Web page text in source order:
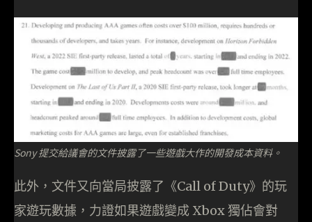
Sony 提交給議會的文件披露了一些遊戲大作的開發成本資料。
此外，文件又向當局披露了《Call of Duty》的玩
家遊玩數據，力證如果遊戲變成 Xbox 獨佔會對